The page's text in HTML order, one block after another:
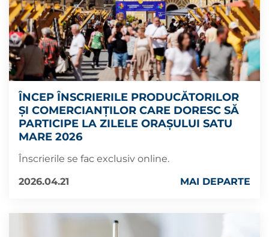
ÎNCEP ÎNSCRIERILE PRODUCĂTORILOR
ȘI COMERCIANȚILOR CARE DORESC SĂ
PARTICIPE LA ZILELE ORAȘULUI SATU
MARE 2026
Înscrierile se fac exclusiv online.
2026.04.21
MAI DEPARTE